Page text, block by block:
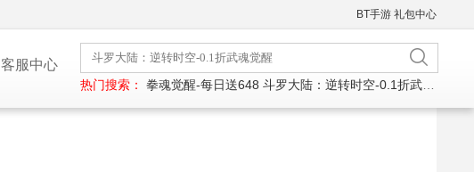
BT手游 礼包中心
客服中心
热门搜索： 拳魂觉醒-每日送648 斗罗大陆：逆转时空-0.1折武魂觉醒